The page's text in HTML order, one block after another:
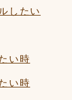
したい
い時
い時